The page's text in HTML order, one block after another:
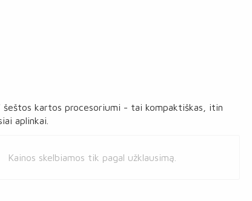
kartos procesoriumi - tai kompaktiškas, itin
aplinkai.
Kainos skelbiamos tik pagal užklausimą.